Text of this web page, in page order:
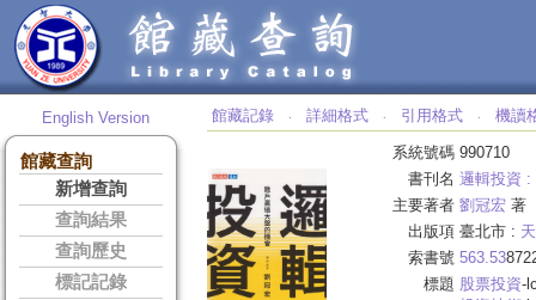
English Version
館藏查詢
新增查詢
查詢結果
查詢歷史
標記記錄
館藏記錄 ‧ 詳細格式 ‧ 引用格式 ‧ 機讀
系統號碼 990710
書刊名 邏輯投資 :
主要著者 劉冠宏 著
出版項 臺北市 :
索書號 563.53
標題 股票投資-